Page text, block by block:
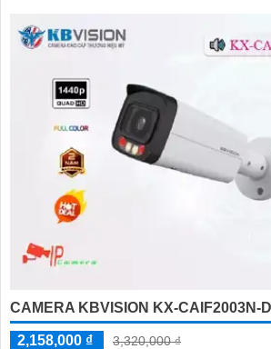
CAMERA KBVISION KX-CAIF2003N-
2,158,000 ₫
3,320,000 ₫